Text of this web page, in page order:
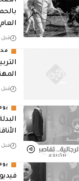
قبل 31 دقيقة
قبل 34 دقيقة
قبل 59 دقيقة